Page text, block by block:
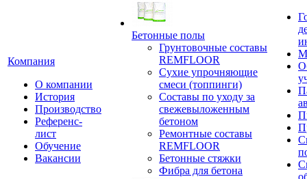
Компания
О компании
История
Производство
Референс-
лист
Обучение
Вакансии
Бетонные полы
Грунтовочные составы
REMFLOOR
Сухие упрочняющие
смеси (топпинги)
Составы по уходу за
свежевыложенным
бетоном
Ремонтные составы
REMFLOOR
Бетонные стяжки
Фибра для бетона